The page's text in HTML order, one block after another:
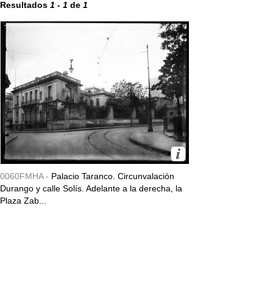
Resultados 1 - 1 de 1
0060FMHA - Palacio Taranco. Circunvalación
Durango y calle Solís. Adelante a la derecha, la
Plaza Zab...